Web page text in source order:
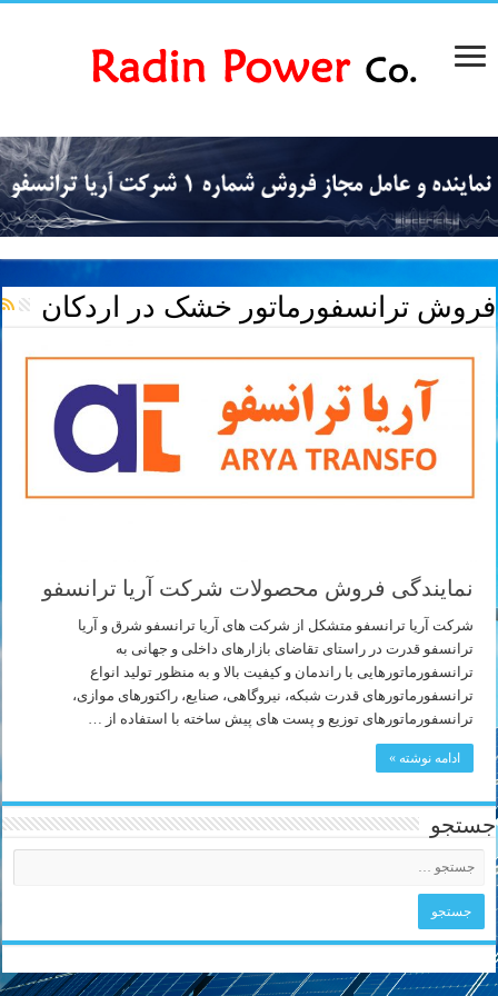
فروش ترانسفورماتور خشک در اردکان
نمایندگی فروش محصولات شرکت آریا ترانسفو
شرکت آریا ترانسفو متشکل از شرکت های آریا ترانسفو شرق و آریا
ترانسفو قدرت در راستای تقاضای بازارهای داخلی و جهانی به
ترانسفورماتورهایی با راندمان و کیفیت بالا و به منظور تولید انواع
ترانسفورماتورهای قدرت شبکه، نیروگاهی، صنایع، راکتورهای موازی،
ترانسفورماتورهای توزیع و پست های پیش ساخته با استفاده از …
ادامه نوشته »
جستجو